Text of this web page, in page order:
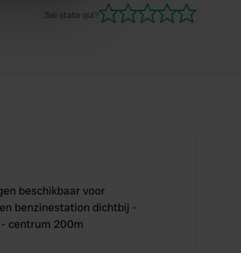
it with
Gente del posto amichevole a
il nostro spagnolo
Sei stato qui?
beschikbaar voor
benzinestation dichtbij -
centrum 200m